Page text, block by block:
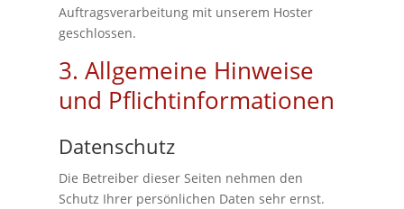
Auftragsverarbeitung mit unserem Hoster
geschlossen.
3. Allgemeine Hinweise
und Pflichtinformationen
Datenschutz
Die Betreiber dieser Seiten nehmen den
Schutz Ihrer persönlichen Daten sehr ernst.